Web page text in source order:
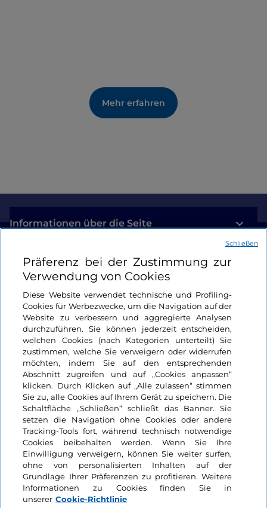
Mehr erfahren
Informationen über die Seite
Nützliche Links
Login
Bleiben wir in Kontakt
Präferenz bei der Zustimmung zur
Verwendung von Cookies
Diese Website verwendet technische und Profiling-
Cookies für Werbezwecke, um die Navigation auf der
Website zu verbessern und aggregierte Analysen
durchzuführen. Sie können jederzeit entscheiden,
welchen Cookies (nach Kategorien unterteilt) Sie
zustimmen, welche Sie verweigern oder widerrufen
möchten, indem Sie auf den entsprechenden
Abschnitt zugreifen und auf „Cookies anpassen“
klicken. Durch Klicken auf „Alle zulassen“ stimmen
Sie zu, alle Cookies auf Ihrem Gerät zu speichern. Die
Schaltfläche „Schließen“ schließt das Banner. Sie
setzen die Navigation ohne Cookies oder andere
Tracking-Tools fort, während technisch notwendige
Cookies beibehalten werden. Wenn Sie Ihre
Einwilligung verweigern, können Sie weiter surfen,
ohne von personalisierten Inhalten auf der
Grundlage Ihrer Präferenzen zu profitieren. Weitere
Informationen zu Cookies finden Sie in
unserer Cookie-Richtlinie
Schließen